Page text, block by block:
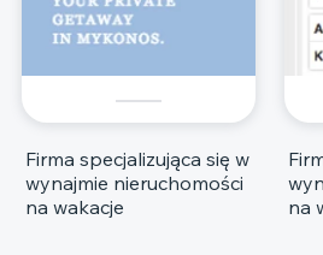
Firma specjalizująca się w
wynajmie nieruchomości
na wakacje
na